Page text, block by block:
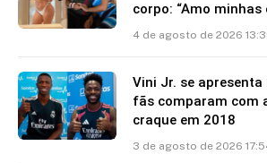
corpo: “Amo minhas
4 de agosto de 2026
Vini Jr. se apresenta
fãs comparam com
craque em 2018
3 de agosto de 2026